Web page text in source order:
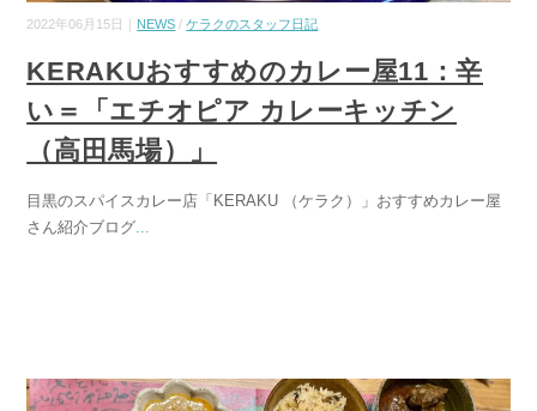
2022年06月15日｜ NEWS /ケラクのスタッフ日記
KERAKUおすすめのカレー屋11：辛
い＝「エチオピア カレーキッチン
（高田馬場）」
目黒のスパイスカレー店「KERAKU （ケラク）」おすすめカレー屋
さん紹介ブログ...